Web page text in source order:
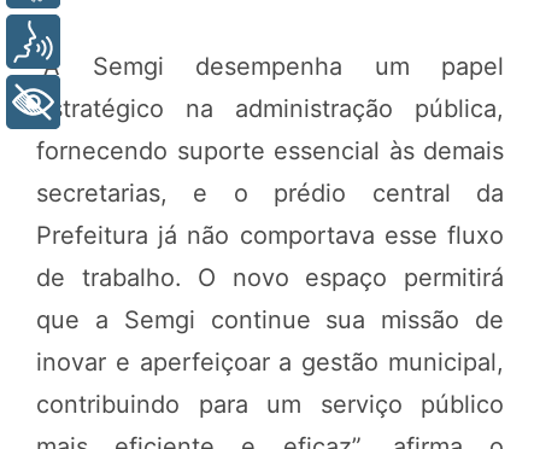
“A Semgi desempenha um papel
estratégico na administração pública,
fornecendo suporte essencial às demais
secretarias, e o prédio central da
Prefeitura já não comportava esse fluxo
de trabalho. O novo espaço permitirá
que a Semgi continue sua missão de
inovar e aperfeiçoar a gestão municipal,
contribuindo para um serviço público
+ Acessibilidade